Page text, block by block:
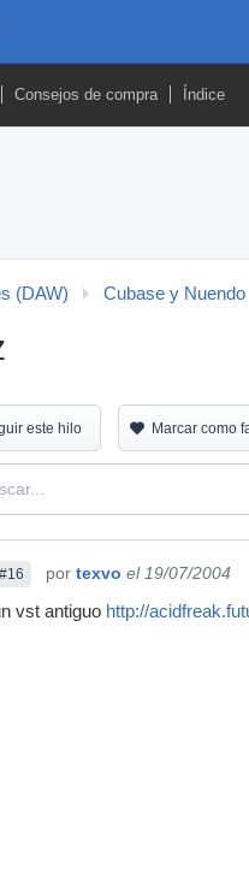
Consejos de compra Índice
(DAW) Cubase y Nuendo
este hilo Marcar como
#16 por texvo el 19/07/2004
vst antiguo http://